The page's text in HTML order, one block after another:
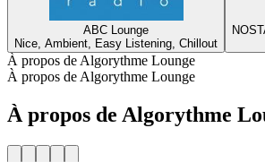
ABC Lounge
Nice, Ambient, Easy Listening, Chillout
À propos de Algorythme Lounge
À propos de Algorythme Lounge
À propos de Algorythme